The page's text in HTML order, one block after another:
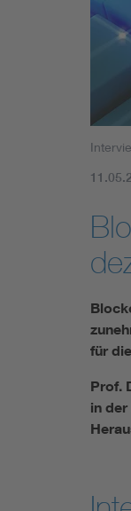
für
Prof.
in